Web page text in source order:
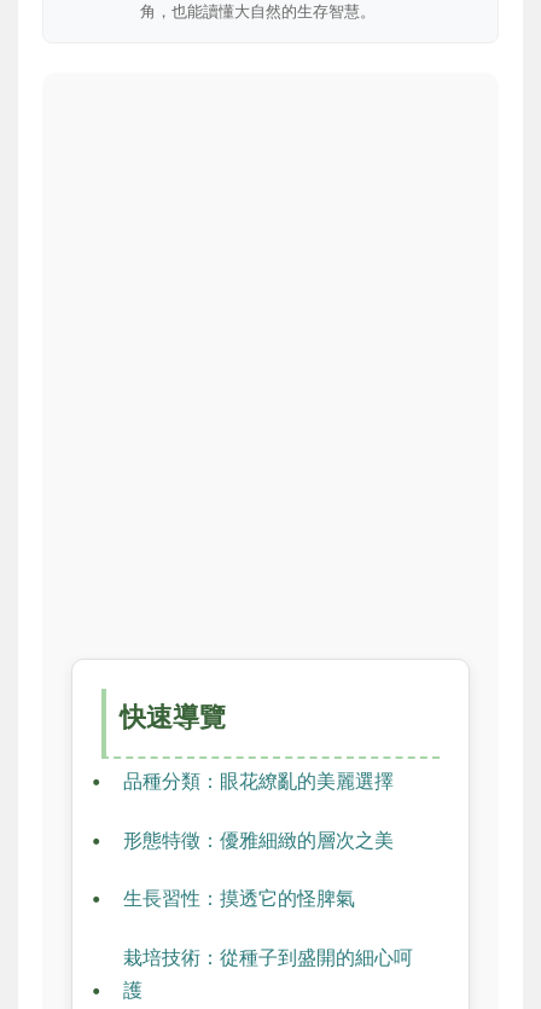
角，也能讀懂大自然的生存智慧。
快速導覽
品種分類：眼花繚亂的美麗選擇
形態特徵：優雅細緻的層次之美
生長習性：摸透它的怪脾氣
栽培技術：從種子到盛開的細心呵
護